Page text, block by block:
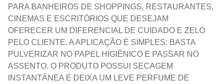
PARA BANHEIROS DE SHOPPINGS, RESTAURANTES,
CINEMAS E ESCRITÓRIOS QUE DESEJAM
OFERECER UM DIFERENCIAL DE CUIDADO E ZELO
PELO CLIENTE. A APLICAÇÃO É SIMPLES: BASTA
PULVERIZAR NO PAPEL HIGIÊNICO E PASSAR NO
ASSENTO. O PRODUTO POSSUI SECAGEM
INSTANTÂNEA E DEIXA UM LEVE PERFUME DE